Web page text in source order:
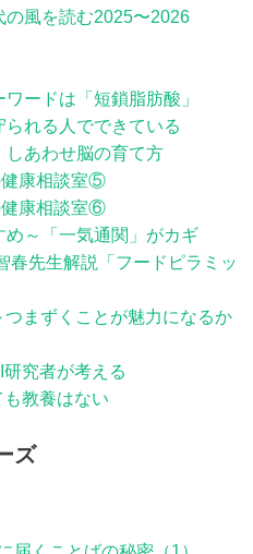
風を読む2025〜2026
ードは「短鎖脂肪酸」
れる人でできている
あわせ脳の育て方
康相談室⑤
康相談室⑥
～「一気通関」がカギ
先生解説「フードピラミッ
まずくことが魅力になるか
究者が考える
教養はない
ズ